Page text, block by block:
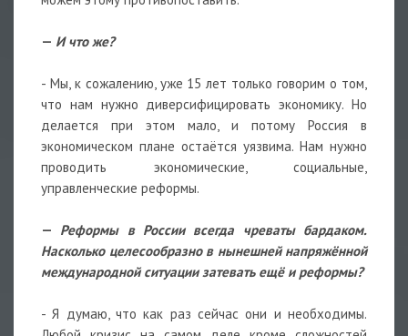
— И что же?
- Мы, к сожалению, уже 15 лет только говорим о том,
что нам нужно диверсифицировать экономику. Но
делается при этом мало, и потому Россия в
экономическом плане остаётся уязвима. Нам нужно
проводить экономические, социальные,
управленческие реформы.
— Реформы в России всегда чреваты бардаком.
Насколько целесообразно в нынешней напряжённой
международной ситуации затевать ещё и реформы?
- Я думаю, что как раз сейчас они и необходимы.